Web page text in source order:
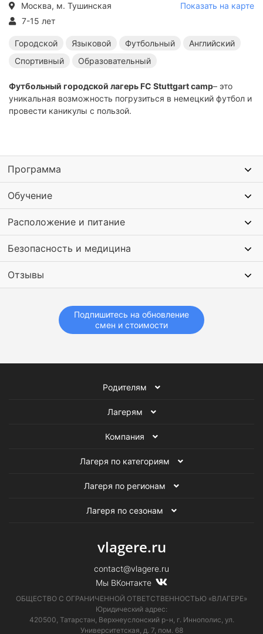
Москва, м. Тушинская
Показать на карте
7-15 лет
Городской Языковой Футбольный
Английский
Спортивный
Образовательный
Футбольный городской лагерь FC Stuttgart camp– это
уникальная возможность погрузиться в немецкий футбол и
провести каникулы с пользой.
Программа
Обучение
Расположение и питание
Безопасность и медицина
Отзывы
Подпишитесь на обновление
смен и стоимости
Образовательные лагеря в Москве
Родителям
Лагерям
Компания
Лагеря по категориям
Лагеря по регионам
Лагеря по сезонам
vlagere.ru
contact@vlagere.ru
Мы ВКонтакте
ОБЩЕСТВО С ОГРАНИЧЕННОЙ ОТВЕТСТВЕННОСТЬЮ «ВЛАГЕРЕ»
Юридический адрес:
420500, Татарстан, Верхнеуслонский р-н, г. Иннополис, ул.
Университетская, д. 7, пом. 68